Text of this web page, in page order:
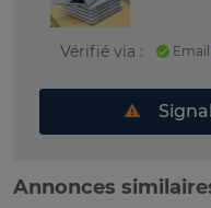
Vérifié via : Email
Annonces